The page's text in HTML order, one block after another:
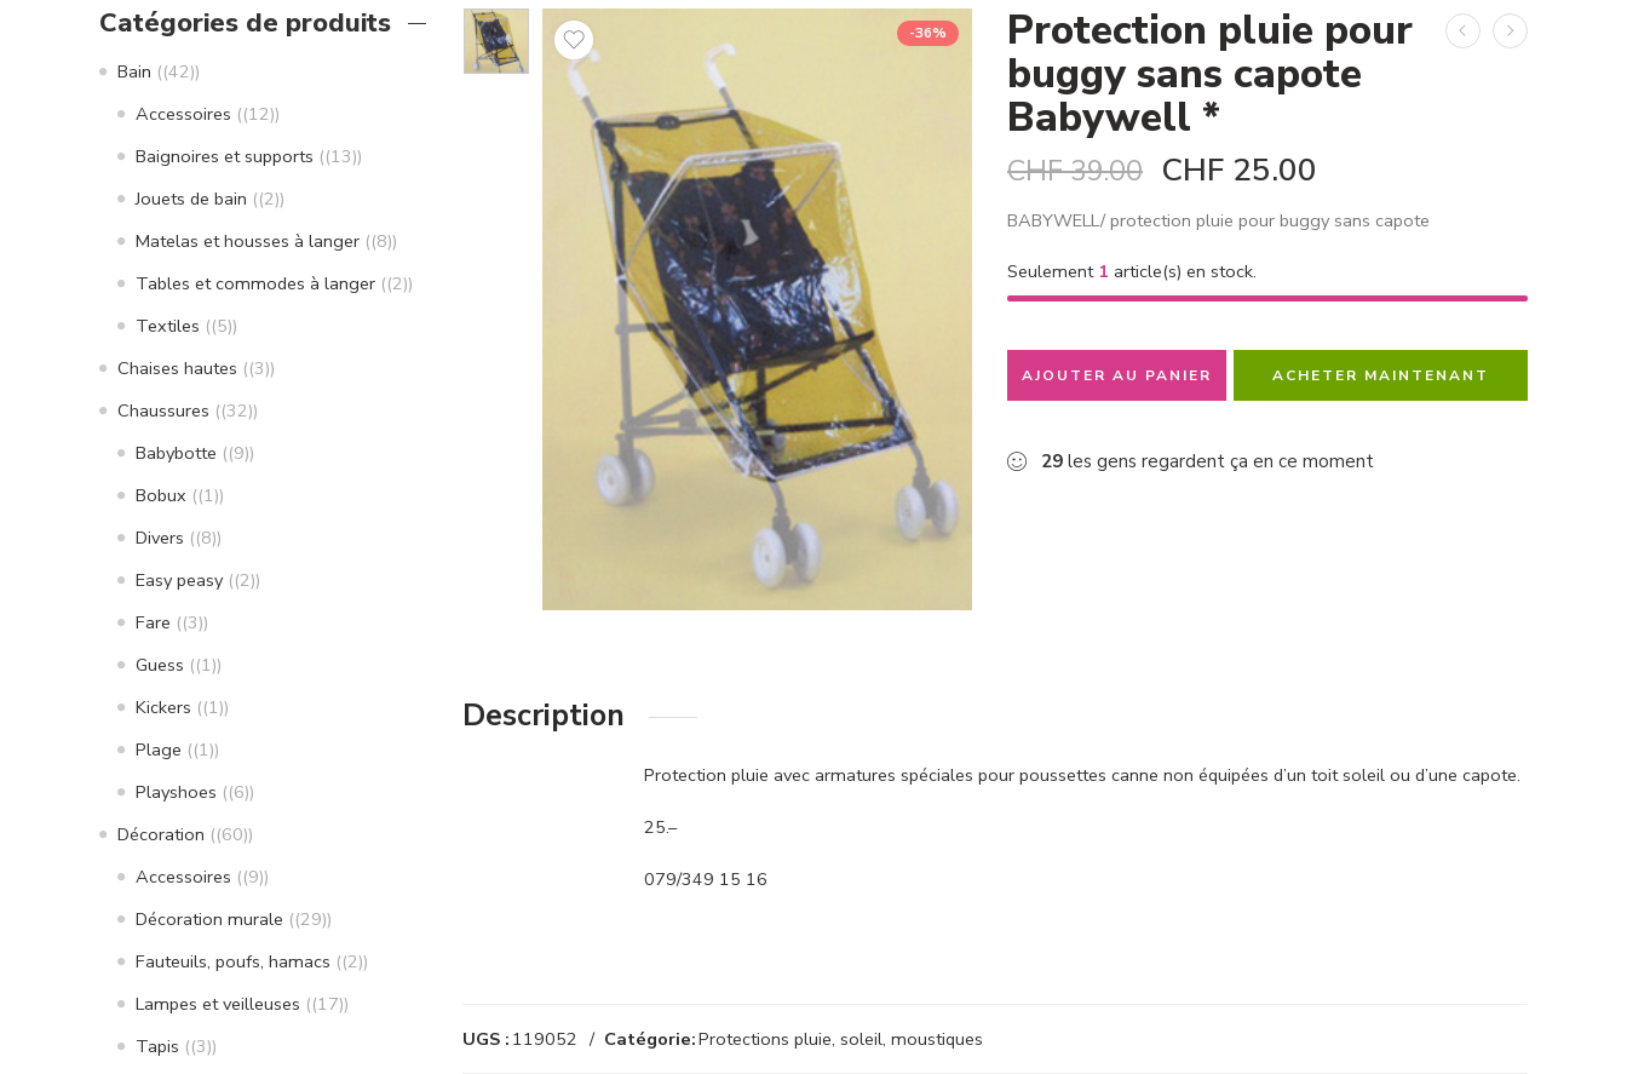
-36% Protection pluie pour
buggy sans capote
Babywell *
CHF39.00 CHF 25.00
BABYWELL/ protection pluie pour buggy sans capote
Seulement 1 article(s) en stock.
AJOUTER AU PANIER ACHETER MAINTENANT
29 les gens regardent ça en ce moment
Description
Protection pluie avec armatures spéciales pour poussettes canne non équipées d’un toit soleil ou d’une capote.
25.–
079/349 15 16
UGS : 119052 Catégorie:Protections pluie, soleil, moustiques
Catégories de produits
Bain (42)
Accessoires (12)
Baignoires et supports (13)
Jouets de bain (2)
Matelas et housses à langer (8)
Tables et commodes à langer (2)
Textiles (5)
Chaises hautes (3)
Chaussures (32)
Babybotte (9)
Bobux (1)
Divers (8)
Easy peasy (2)
Fare (3)
Guess (1)
Kickers (1)
Plage (1)
Playshoes (6)
Décoration (60)
Accessoires (9)
Décoration murale (29)
Fauteuils, poufs, hamacs (2)
Lampes et veilleuses (17)
Tapis (3)